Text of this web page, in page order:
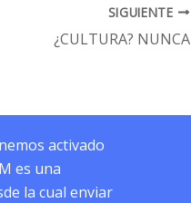
SIGUIENTE
¿CULTURA? NUNCA
activado
es una
la cual enviar